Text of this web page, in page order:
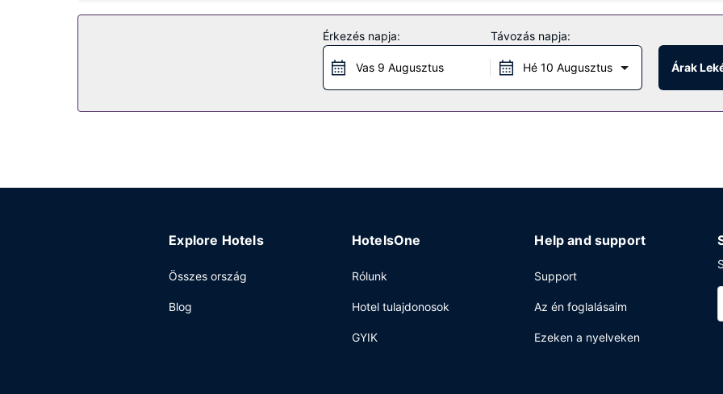
ingyenes wifihozzáférés. A hotel kiegészítő szolgáltatásai között szerepelnek a következők: concierge szolgálat,
Ha megéheznél, ibis Dinant Centre a helyi snack bár/delikát kínálatával tud szolgálni. Zárd a napot egy frissítő itallal
reggelit szolgálnak fel hétköznapokon 6:00 és 10:00 között, ill. hétvégente felár ellenében 6:00 és 11:00 között.
Érkezés napja:
Vas 9 Augusztus
Távozás napja:
Hé 10 Augusztus Árak
Explore Hotels
Összes ország
Blog
HotelsOne
Rólunk
Hotel tulajdonosok
GYIK
Help and support
Support
Az én foglalásaim
Ezeken a nyelveken